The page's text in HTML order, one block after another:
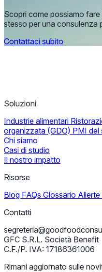
Scopri come possiamo
stesso per una consulenza
Contattaci subito
Soluzioni
Industrie alimentari
organizzata (GDO) PMI del
Chi siamo
Casi di studio
Il nostro impatto
Risorse
Blog FAQs Glossario Allerte
Contatti
GFC S.R.L. Società Benefit
C.F./P. IVA: 17186361006
Rimani aggiornato sulle